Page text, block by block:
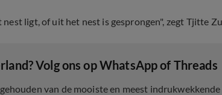
ligt, of uit het nest is gesprongen", zegt Tjitte
Volg ons op WhatsApp of Threads
van de mooiste en meest